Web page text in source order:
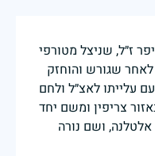
ז״ל, שניצל מטורפי
לאחר שגורש והוחזק
עלייתו לאצ״ל ולחם
צריפין ומשם יחד
ושם נורה